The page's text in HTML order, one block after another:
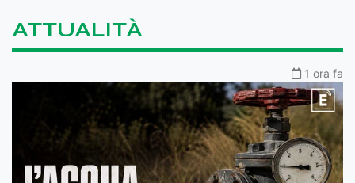
ATTUALITÀ
1 ora fa